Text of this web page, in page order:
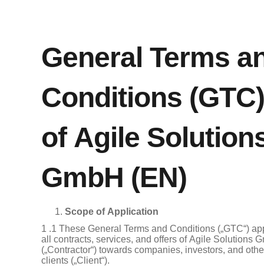
General Terms
Conditions (GTC)
of Agile
GmbH (EN)
Scope of Application
1 .1 These General Terms and Conditions („GTC“)
all contracts, services, and offers of Agile Solutions
(„Contractor“) towards companies, investors, and
clients („Client“).